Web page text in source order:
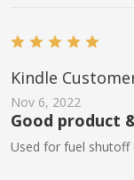
Kindle
Nov 6, 2022
Good product
Used for fuel